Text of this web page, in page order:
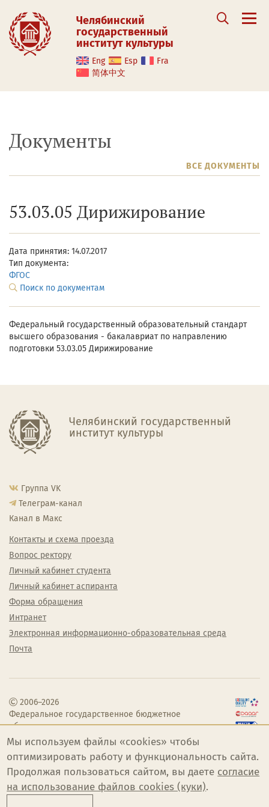
Челябинский
государственный
институт культуры
Eng Esp
Fra
简体中文
Документы
ВСЕ ДОКУМЕНТЫ
53.03.05 Дирижирование
Дата принятия: 14.07.2017
Тип документа:
ФГОС
Поиск по документам
Федеральный государственный образовательный стандарт
высшего образования - бакалавриат по направлению
подготовки 53.03.05 Дирижирование
Челябинский государственный
институт культуры
Группа VK
Телеграм-канал
Канал в Макс
Контакты и схема проезда
Вопрос ректору
Личный кабинет студента
Личный кабинет аспиранта
Форма обращения
Интранет
Электронная информационно-образовательная среда
Почта
2006–2026
Федеральное государственное бюджетное
образовательное учреждение высшего
образования «Челябинский государственный
институт культуры»
Мы используем файлы «cookies» чтобы
оптимизировать работу и функциональность сайта.
Продолжая пользоваться сайтом, вы даете согласие
на использование файлов cookies (куки).